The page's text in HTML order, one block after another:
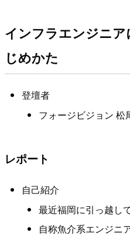
インフラエンジニ
じめかた
登壇者
フォージビジョン 松
レポート
自己紹介
最近福岡に引っ越し
自称魚介系エンジニ